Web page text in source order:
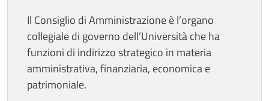
Il Consiglio di Amministrazione è l’organo
collegiale di governo dell’Università che ha
funzioni di indirizzo strategico in materia
amministrativa, finanziaria, economica e
patrimoniale.